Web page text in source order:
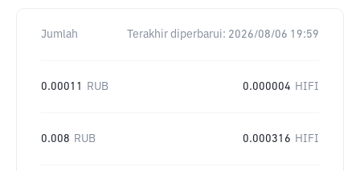
Jumlah Terakhir diperbarui: 2026/08/06 19:59
0.00011 RUB 0.000004 HIFI
0.008 RUB 0.000316 HIFI